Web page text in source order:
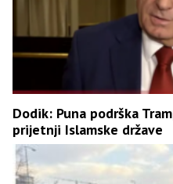
Dodik: Puna podrška
prijetnji Islamske države